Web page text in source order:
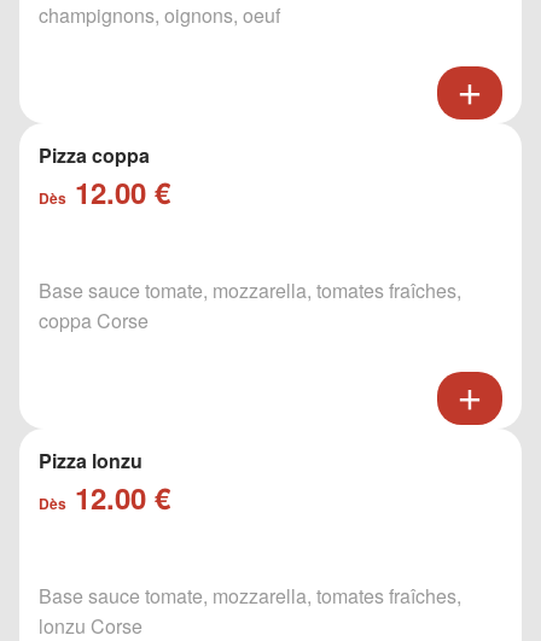
champignons, oignons, oeuf
Pizza coppa
Dès 12.00 €
Base sauce tomate, mozzarella, tomates fraîches,
coppa Corse
Pizza lonzu
Dès 12.00 €
Base sauce tomate, mozzarella, tomates fraîches,
lonzu Corse